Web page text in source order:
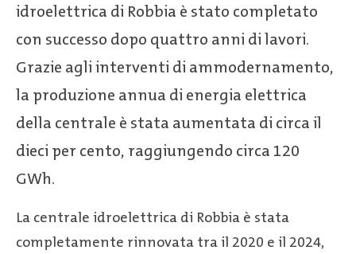
idroelettrica di Robbia è stato completato
con successo dopo quattro anni di lavori.
Grazie agli interventi di ammodernamento,
la produzione annua di energia elettrica
della centrale è stata aumentata di circa il
dieci per cento, raggiungendo circa 120
GWh.
La centrale idroelettrica di Robbia è stata
completamente rinnovata tra il 2020 e il 2024,